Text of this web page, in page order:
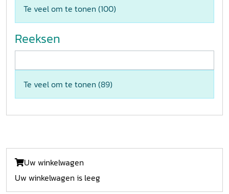
Te veel om te tonen (100)
Reeksen
Te veel om te tonen (89)
Uw winkelwagen
Uw winkelwagen is leeg